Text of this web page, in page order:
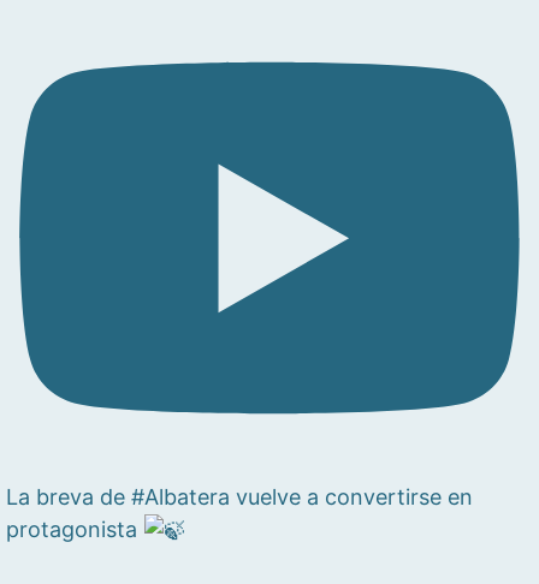
La breva de #Albatera vuelve a convertirse en
protagonista